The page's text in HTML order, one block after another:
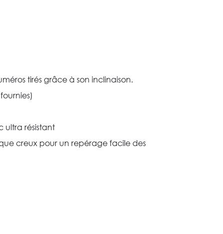
tirés grâce à son inclinaison.
ultra résistant
creux pour un repérage facile des